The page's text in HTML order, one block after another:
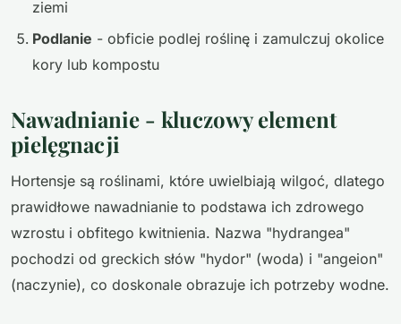
ziemi
Podlanie - obficie podlej roślinę i zamulczuj okolice
kory lub kompostu
Nawadnianie - kluczowy element
pielęgnacji
Hortensje są roślinami, które uwielbiają wilgoć, dlatego
prawidłowe nawadnianie to podstawa ich zdrowego
wzrostu i obfitego kwitnienia. Nazwa "hydrangea"
pochodzi od greckich słów "hydor" (woda) i "angeion"
(naczynie), co doskonale obrazuje ich potrzeby wodne.